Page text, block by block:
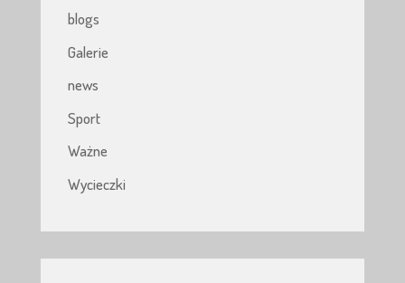
blogs
Galerie
news
Sport
Ważne
Wycieczki